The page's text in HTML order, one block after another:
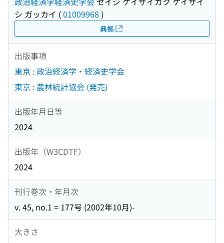
シ ガッカイ (01009968 )
典拠
出版事項
東京 : 政治経済学・経済史学会
東京 : 農林統計協会 (発売)
出版年月日等
2024
出版年（W3CDTF）
2024
刊行巻次・年月次
v. 45, no.1 = 177号 (2002年10月)-
大きさ